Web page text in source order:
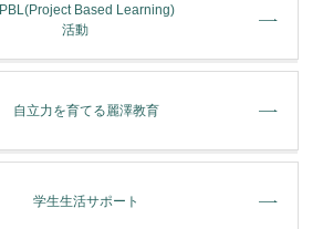
PBL(Project Based Learning)
活動
⾃⽴⼒を育てる麗澤教育
学⽣⽣活サポート